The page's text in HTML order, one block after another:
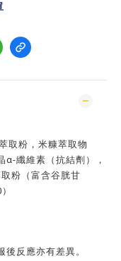
取粉，米糠萃取物
α-纖維素（抗結劑），
粉（富含谷胱甘
反應亦有差異。